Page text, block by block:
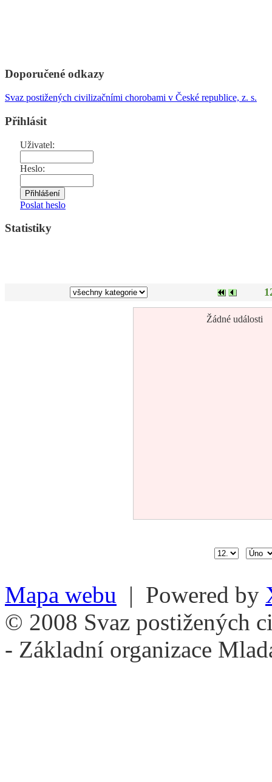
Doporučené odkazy
Svaz postižených civilizačními chorobami v České republice, z. s.
Přihlásit
Uživatel:
Heslo:
Poslat heslo
Statistiky
Žádné události
Mapa webu | Powered by
© 2008 Svaz postižených
- Základní organizace